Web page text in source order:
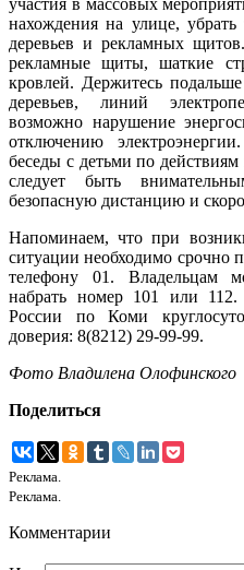
участия в массовых
нахождения на улице, убрать
деревьев и рекламных
рекламные щиты, шаткие
кровлей. Держитесь
деревьев, линий
возможно нарушение
отключению
беседы с детьми по
следует быть
безопасную дистанцию и
Напоминаем, что при
ситуации необходимо срочно
телефону 01. Владельцам
набрать номер 101 или
России по Коми
доверия: 8(8212) 29-99-99.
Фото Владилена Олофинского
Поделиться
Реклама.
Реклама.
Комментарии